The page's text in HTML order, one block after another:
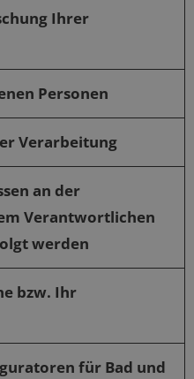
Ihrer
Personen
Verarbeitung
an der
Verantwortlichen
werden
bzw. Ihr
für Bad und